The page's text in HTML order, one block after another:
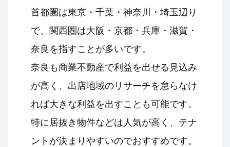
首都圏は東京・千葉・神奈川・埼玉辺り
で、関西圏は大阪・京都・兵庫・滋賀・
奈良を指すことが多いです。
奈良も商業不動産で利益を出せる見込み
が高く、出店地域のリサーチを怠らなけ
れば大きな利益を出すことも可能です。
特に居抜き物件などは人気が高く、テナ
ントが決まりやすいのでおすすめです。